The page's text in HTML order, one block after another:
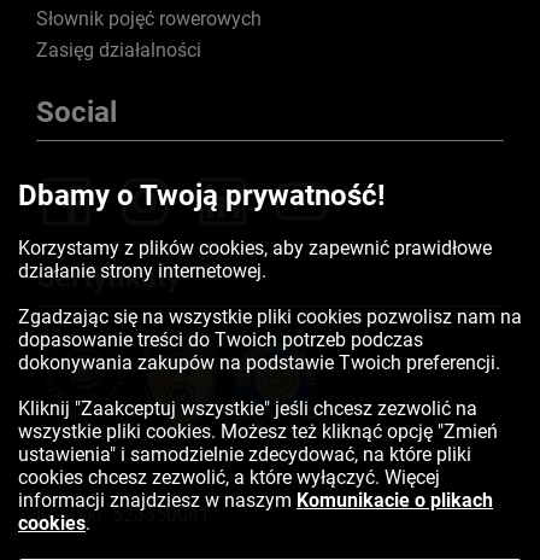
Słownik pojęć rowerowych
Zasięg działalności
Social
Certyfikaty
Kontakt:523350041
Dbamy o Twoją prywatność!
Korzystamy z plików cookies, aby zapewnić prawidłowe
działanie strony internetowej.
Zgadzając się na wszystkie pliki cookies pozwolisz nam na
dopasowanie treści do Twoich potrzeb podczas
dokonywania zakupów na podstawie Twoich preferencji.
Kliknij "Zaakceptuj wszystkie" jeśli chcesz zezwolić na
wszystkie pliki cookies. Możesz też kliknąć opcję "Zmień
ustawienia" i samodzielnie zdecydować, na które pliki
cookies chcesz zezwolić, a które wyłączyć. Więcej
informacji znajdziesz w naszym Komunikacie o plikach
cookies.